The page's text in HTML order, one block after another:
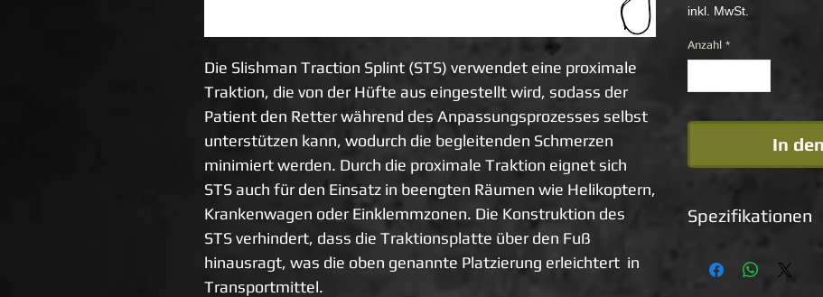
Die Slishman Traction Splint (STS) verwendet eine proximale
Traktion, die von der Hüfte aus eingestellt wird, sodass der
Patient den Retter während des Anpassungsprozesses selbst
unterstützen kann, wodurch die begleitenden Schmerzen
minimiert werden. Durch die proximale Traktion eignet sich
STS auch für den Einsatz in beengten Räumen wie Helikoptern,
Krankenwagen oder Einklemmzonen. Die Konstruktion des
STS verhindert, dass die Traktionsplatte über den Fuß
hinausragt, was die oben genannte Platzierung erleichtert in
Transportmittel.
inkl. MwSt.
Anzahl *
In
Spezifikationen
Gewicht: 600 g